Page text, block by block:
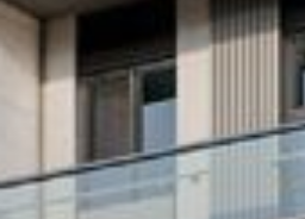
بيع
الوكلاء